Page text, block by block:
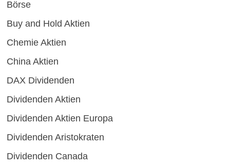
Börse
Buy and Hold Aktien
Chemie Aktien
China Aktien
DAX Dividenden
Dividenden Aktien
Dividenden Aktien Europa
Dividenden Aristokraten
Dividenden Canada